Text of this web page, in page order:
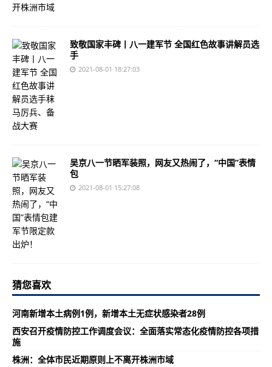
致敬国家丰碑丨八一建军节 全国红色故事讲解员选
手
2021-08-01 18:27:03
吴京八一节晒军装照，网友又热闹了，“中国”表情
包
2021-08-01 15:27:08
猜您喜欢
河南新增本土病例1例，新增本土无症状感染者28例
西安召开疫情防控工作调度会议：全面落实常态化疫情防控各项措
施
株洲：全体市民近期原则上不离开株洲市域